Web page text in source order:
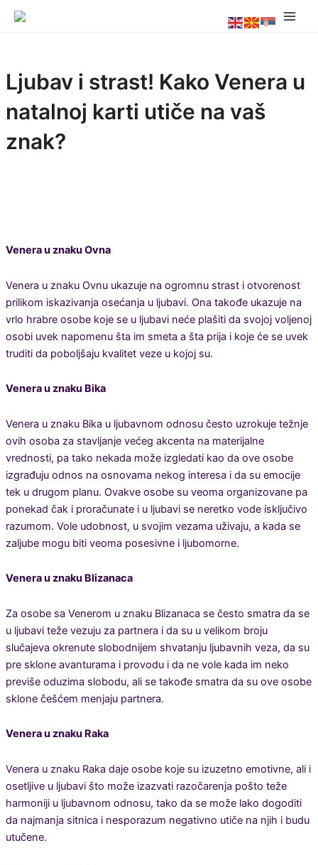
Skip
Main
Ljubav i strast! Kako Venera u
natalnoj karti utiče na vaš
znak?
Venera u znaku Ovna
Venera u znaku Ovnu ukazuje na ogromnu strast i otvorenost
prilikom iskazivanja osećanja u ljubavi. Ona takođe ukazuje na
vrlo hrabre osobe koje se u ljubavi neće plašiti da svojoj voljenoj
osobi uvek napomenu šta im smeta a šta prija i koje će se uvek
truditi da poboljšaju kvalitet veze u kojoj su.
Venera u znaku Bika
Venera u znaku Bika u ljubavnom odnosu često uzrokuje težnje
ovih osoba za stavljanje većeg akcenta na materijalne
vrednosti, pa tako nekada može izgledati kao da ove osobe
izgrađuju odnos na osnovama nekog interesa i da su emocije
tek u drugom planu. Ovakve osobe su veoma organizovane pa
ponekad čak i proračunate i u ljubavi se neretko vode isključivo
razumom. Vole udobnost, u svojim vezama uživaju, a kada se
zaljube mogu biti veoma posesivne i ljubomorne.
Venera u znaku Blizanaca
Za osobe sa Venerom u znaku Blizanaca se često smatra da se
u ljubavi teže vezuju za partnera i da su u velikom broju
slučajeva okrenute slobodnijem shvatanju ljubavnih veza, da su
pre sklone avanturama i provodu i da ne vole kada im neko
previše oduzima slobodu, ali se takođe smatra da su ove osobe
sklone češćem menjaju partnera.
Venera u znaku Raka
Venera u znaku Raka daje osobe koje su izuzetno emotivne, ali i
osetljive u ljubavi što može izazvati razočarenja pošto teže
harmoniji u ljubavnom odnosu, tako da se može lako dogoditi
da najmanja sitnica i nesporazum negativno utiče na njih i budu
utučene.